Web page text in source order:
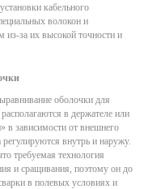
кабельного
волокон и
из-за их высокой точности и
оболочки для
в держателе или
в зависимости от внешнего
внутрь и наружу.
требуемая технология
и сращивания, поэтому он до
в полевых условиях и